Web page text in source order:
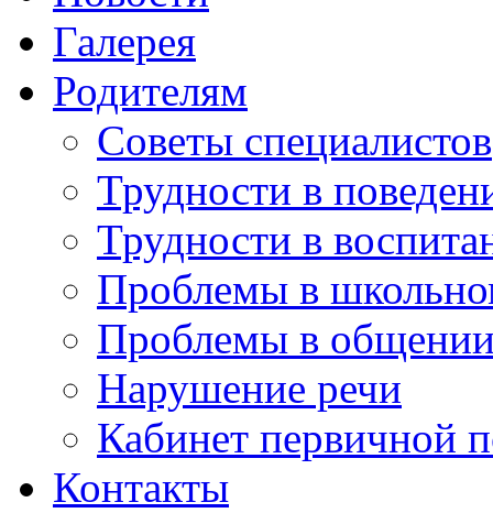
Галерея
Родителям
Советы специалистов
Трудности в
Трудности в
Проблемы в
Проблемы в
Нарушение речи
Кабинет первичной
Контакты